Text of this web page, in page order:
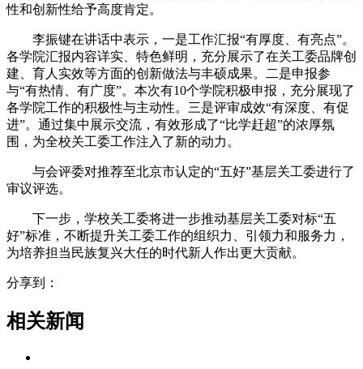
性和创新性给予高度肯定。
李振键在讲话中表示，一是工作汇报“有厚度、有亮点”。
各学院汇报内容详实、特色鲜明，充分展示了在关工委品牌创
建、育人实效等方面的创新做法与丰硕成果。二是申报参
与“有热情、有广度”。本次有10个学院积极申报，充分展现了
各学院工作的积极性与主动性。三是评审成效“有深度、有促
进”。通过集中展示交流，有效形成了“比学赶超”的浓厚氛
围，为全校关工委工作注入了新的动力。
与会评委对推荐至北京市认定的“五好”基层关工委进行了
审议评选。
下一步，学校关工委将进一步推动基层关工委对标“五
好”标准，不断提升关工委工作的组织力、引领力和服务力，
为培养担当民族复兴大任的时代新人作出更大贡献。
分享到：
相关新闻